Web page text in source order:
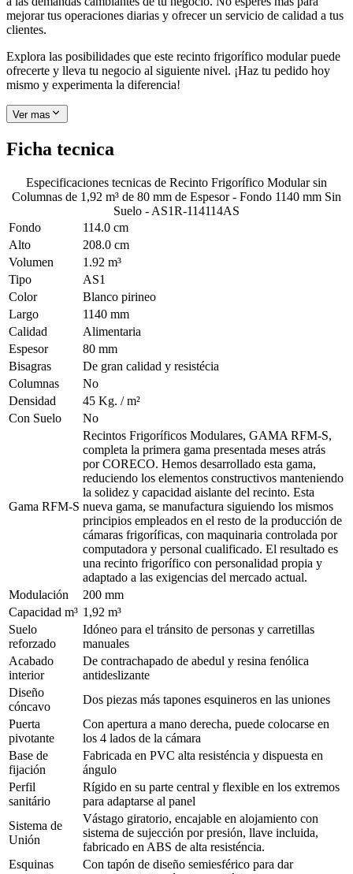
mejorar tus operaciones diarias y ofrecer un servicio de calidad a tus
clientes.
Explora las posibilidades que este recinto frigorífico modular puede
ofrecerte y lleva tu negocio al siguiente nivel. ¡Haz tu pedido hoy
mismo y experimenta la diferencia!
Ver mas
Ficha tecnica
Especificaciones tecnicas de Recinto Frigorífico Modular sin
Columnas de 1,92 m³ de 80 mm de Espesor - Fondo 1140 mm Sin
Suelo - AS1R-114114AS
Fondo
114.0 cm
Alto
208.0 cm
Volumen
1.92 m³
Tipo
AS1
Color
Blanco pirineo
Largo
1140 mm
Calidad
Alimentaria
Espesor
80 mm
Bisagras
De gran calidad y resistécia
Columnas
No
Densidad
45 Kg. / m²
Con Suelo
No
Gama RFM-S
Recintos Frigoríficos Modulares, GAMA RFM-S,
completa la primera gama presentada meses atrás
por CORECO. Hemos desarrollado esta gama,
reduciendo los elementos constructivos manteniendo
la solidez y capacidad aislante del recinto. Esta
nueva gama, se manufactura siguiendo los mismos
principios empleados en el resto de la producción de
cámaras frigoríficas, con maquinaria controlada por
computadora y personal cualificado. El resultado es
una recinto frigorífico con personalidad propia y
adaptado a las exigencias del mercado actual.
Modulación
200 mm
Capacidad m³ 1,92 m³
Suelo
reforzado
Idóneo para el tránsito de personas y carretillas
manuales
Acabado
interior
De contrachapado de abedul y resina fenólica
antideslizante
Diseño
cóncavo
Dos piezas más tapones esquineros en las uniones
Puerta
pivotante
Con apertura a mano derecha, puede colocarse en
los 4 lados de la cámara
Base de
fijación
Fabricada en PVC alta resisténcia y dispuesta en
ángulo
Perfil
sanitário
Rígido en su parte central y flexible en los extremos
para adaptarse al panel
Sistema de
Unión
Vástago giratorio, encajable en alojamiento con
sistema de sujección por presión, llave incluida,
fabricado en ABS de alta resisténcia.
Esquinas
Con tapón de diseño semiesférico para dar